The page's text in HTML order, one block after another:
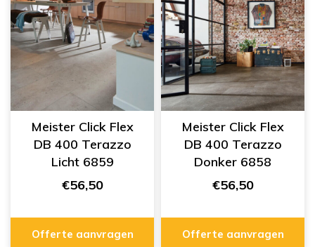
Meister Click Flex
DB 400 Terazzo
Licht 6859
€56,50
Offerte aanvragen
Meister Click Flex
DB 400 Terazzo
Donker 6858
€56,50
Offerte aanvragen